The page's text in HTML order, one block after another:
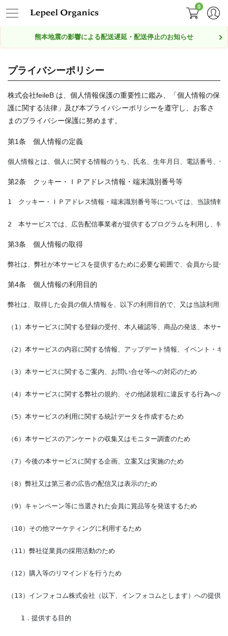
0
熊本地震の影響による配送遅延・配送停止のお知らせ
プライバシーポリシー
株式会社feileB は、個人情報保護の重要性に鑑み、「個人情報の保
護に関する法律」及び本プライバシーポリシーを遵守し、お客さ
まのプライバシー保護に努めます。
第1条 個人情報の定義
第2条 クッキー・ＩＰアドレス情報・端末識別番号等
1　クッキー・ＩＰアドレス情報・端末識別番号等については、当該情
2　本サービスでは、広告配信事業者が提供するプログラムを利用し、
第3条 個人情報の取得
弊社は、弊社が本サービスを提供するために必要な範囲で、会員から提
第4条 個人情報の利用目的
弊社は、取得した会員の個人情報を、以下の利用目的で、又は当該利用
（1）本サービスに関する登録の受付、本人確認等、商品の発送、本サ
（2）本サービスの内容に関する情報、アップデート情報、イベント・
（3）本サービスに関するご案内、お問い合せ等への対応のため
（4）本サービスに関する弊社の規約、その他諸規程に違反する行為への
（5）本サービスの利用に関する統計データを作成するため
（6）本サービスのアンケートの収集又はモニター調査のため
（7）今後の本サービスに関する企画、立案又は実施のため
（8）弊社又は第三者の広告の配信又は表示のため
（9）キャンペーン等に当選された会員に賞品等を発送するため
（10）その他マーケティングに利用するため
（11）弊社従業員の採用活動のため
（12）購入等のリマインドを行うため
（13）インフォコム株式会社（以下、インフォコムとします）への提供
1．提供する目的